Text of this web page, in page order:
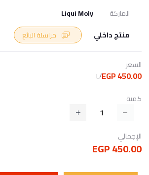
الماركة
Liqui Moly
منتج داخلي
السعر
450.00 EGP
/L
كمية
الإجمالي
450.00 EGP